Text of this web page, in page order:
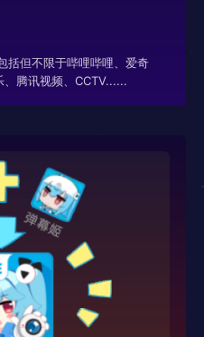
括但不限于哔哩哔哩、爱奇
腾讯视频、CCTV......